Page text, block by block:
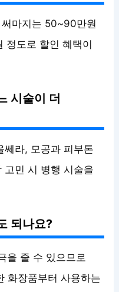
마지는 50~90만원
정도로 할인 혜택이
시술이 더
쎄라, 모공과 피부톤
고민 시 병행 시술을
되나요?
을 줄 수 있으므로
화장품부터 사용하는